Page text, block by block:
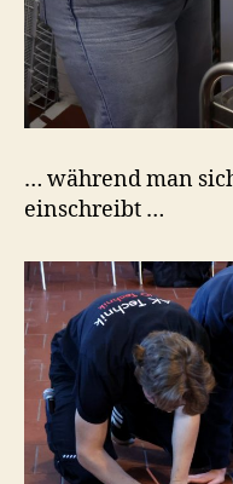
… während man
einschreibt …